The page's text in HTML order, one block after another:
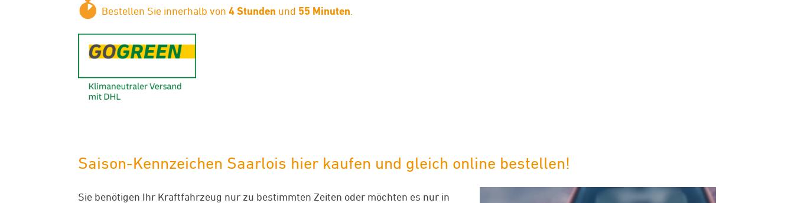
Bestellen Sie innerhalb von 4 Stunden und 55 Minuten
Saison-Kennzeichen Saarlois hier kaufen und gleich online bestellen!
Sie benötigen Ihr Kraftfahrzeug nur zu bestimmten Zeiten oder möchten es nur in